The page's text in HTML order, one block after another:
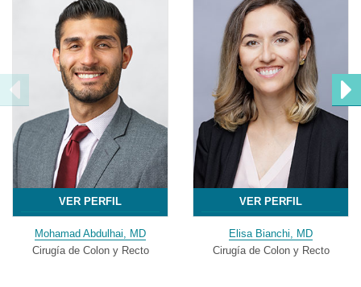
VER PERFIL
Mohamad Abdulhai, MD
Cirugía de Colon y Recto
VER PERFIL
Elisa Bianchi, MD
Cirugía de Colon y Recto